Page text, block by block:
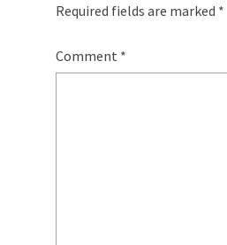
Required fields are marked *
Comment *